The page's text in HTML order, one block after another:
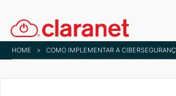
to
main
content
HOME >